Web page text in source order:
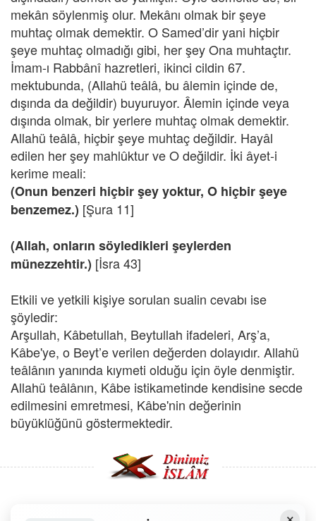
mekân söylenmiş olur. Mekânı olmak bir şeye
muhtaç olmak demektir. O Samed’dir yani hiçbir
şeye muhtaç olmadığı gibi, her şey Ona muhtaçtır.
İmam-ı Rabbânî hazretleri, ikinci cildin 67.
mektubunda, (Allahü teâlâ, bu âlemin içinde de,
dışında da değildir) buyuruyor. Âlemin içinde veya
dışında olmak, bir yerlere muhtaç olmak demektir.
Allahü teâlâ, hiçbir şeye muhtaç değildir. Hayâl
edilen her şey mahlûktur ve O değildir. İki âyet-i
kerime meali:
(Onun benzeri hiçbir şey yoktur, O hiçbir şeye
benzemez.) [Şura 11]
(Allah, onların söyledikleri şeylerden
münezzehtir.) [İsra 43]
Etkili ve yetkili kişiye sorulan sualin cevabı ise
şöyledir:
Arşullah, Kâbetullah, Beytullah ifadeleri, Arş’a,
Kâbe'ye, o Beyt’e verilen değerden dolayıdır. Allahü
teâlânın yanında kıymeti olduğu için öyle denmiştir.
Allahü teâlânın, Kâbe istikametinde kendisine secde
edilmesini emretmesi, Kâbe'nin değerinin
büyüklüğünü göstermektedir.